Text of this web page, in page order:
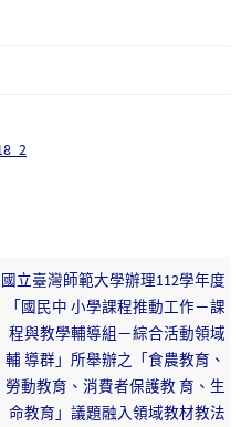
國立臺灣師範大學辦理112學年度
「國民中 小學課程推動工作－課
程與教學輔導組－綜合活動領域
輔 導群」所舉辦之「食農教育、
勞動教育、消費者保護教 育、生
命教育」議題融入領域教材教法